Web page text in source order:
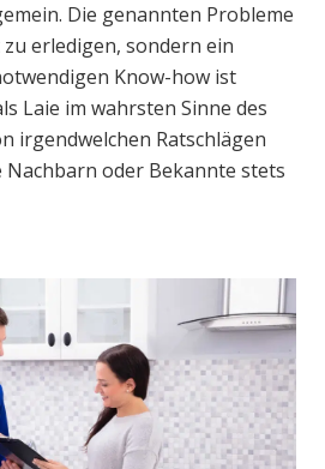
Die genannten Probleme
erledigen, sondern ein
Know-how ist
Laie im wahrsten Sinne des
irgendwelchen Ratschlägen
Nachbarn oder Bekannte stets